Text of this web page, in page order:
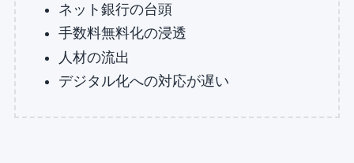
ネット銀行の台頭
手数料無料化の浸透
人材の流出
デジタル化への対応が遅い